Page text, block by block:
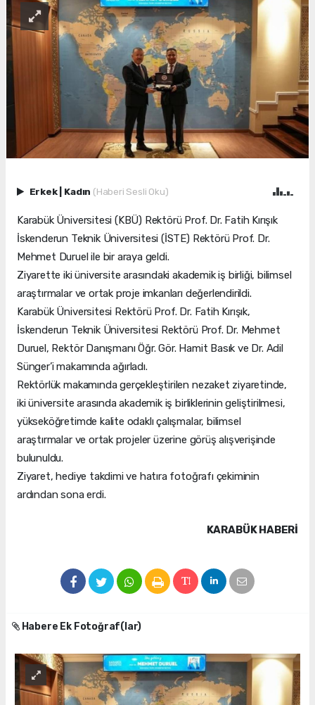
Erkek Kadın (Haberi Sesli Oku)
Karabük Üniversitesi (KBÜ) Rektörü Prof. Dr. Fatih Kırışık
İskenderun Teknik Üniversitesi (İSTE) Rektörü Prof. Dr.
Mehmet Duruel ile bir araya geldi.
Ziyarette iki üniversite arasındaki akademik iş birliği, bilimsel
araştırmalar ve ortak proje imkanları değerlendirildi.
Karabük Üniversitesi Rektörü Prof. Dr. Fatih Kırışık,
İskenderun Teknik Üniversitesi Rektörü Prof. Dr. Mehmet
Duruel, Rektör Danışmanı Öğr. Gör. Hamit Basık ve Dr. Adil
Sünger’i makamında ağırladı.
Rektörlük makamında gerçekleştirilen nezaket ziyaretinde,
iki üniversite arasında akademik iş birliklerinin geliştirilmesi,
yükseköğretimde kalite odaklı çalışmalar, bilimsel
araştırmalar ve ortak projeler üzerine görüş alışverişinde
bulunuldu.
Ziyaret, hediye takdimi ve hatıra fotoğrafı çekiminin
ardından sona erdi.
KARABÜK HABERİ
Habere Ek Fotoğraf(lar)